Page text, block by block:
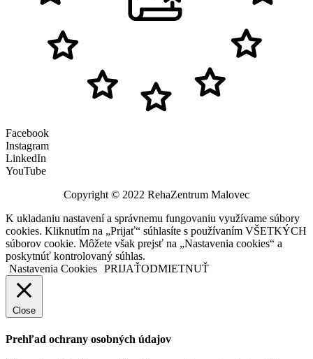
Facebook
Instagram
LinkedIn
YouTube
Copyright © 2022 RehaZentrum Malovec
K ukladaniu nastavení a správnemu fungovaniu využívame súbory
cookies. Kliknutím na „Prijať“ súhlasíte s používaním VŠETKÝCH
súborov cookie. Môžete však prejsť na „Nastavenia cookies“ a
poskytnúť kontrolovaný súhlas.
Nastavenia Cookies PRIJAŤODMIETNUŤ
Close
Prehľad ochrany osobných údajov